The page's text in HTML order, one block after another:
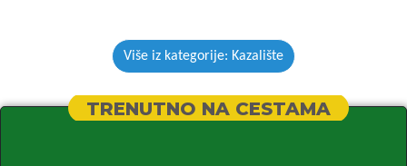
Više iz kategorije: Kazalište
TRENUTNO NA CESTAMA